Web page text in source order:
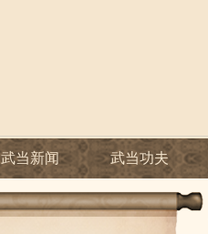
武当新闻 武当功夫